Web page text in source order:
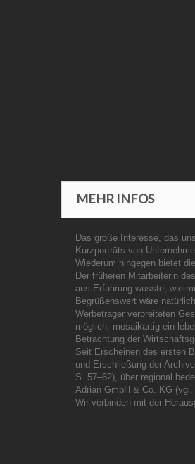
MEHR INFOS
Das große Interesse, das
Kurzporträts von
Wiederum hingegen bietet
Der früheren Mitarbeiterin
aus Erfahrung wusste, wie
Begrüßenswert wäre
Werbeträger verbreiteten
möglich, mosaikartig ein
Betrachtung der
Seit Erscheinen des ersten
und Erschließung der
S. 57–62), über regional
Adrian GmbH & Co. KG
Wir verbinden mit der